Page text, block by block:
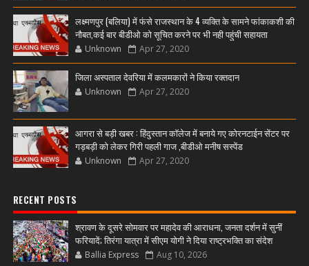
लक्ष्मणपुर (बलिया) में फंसे राजस्थान के 4 व्यक्ति के सामने फांकाकशी की
नौबत,कई बार बीडीओ को सूचित करने पर भी नही पहुंची सहायता
Unknown Apr 27, 2020
जिला अस्पताल देवरिया में कलमकारों ने किया रक्तदान
Unknown Apr 27, 2020
आगरा से बड़ी खबर : हिंदुस्तान कॉलेज में बनाये गए कोरनटाईन सेंटर पर
गड़बड़ी को लेकर गिरी पहली गाज ,बीडीओ मनीष सस्पेंड
Unknown Apr 27, 2020
RECENT POSTS
श्रावण के दूसरे सोमवार पर महादेव की आराधना, जनता दर्शन में सुनीं
फरियादें; तिरंगा यात्रा में सीएम योगी ने दिया राष्ट्रभक्ति का संदेश
Ballia Express Aug 10, 2026